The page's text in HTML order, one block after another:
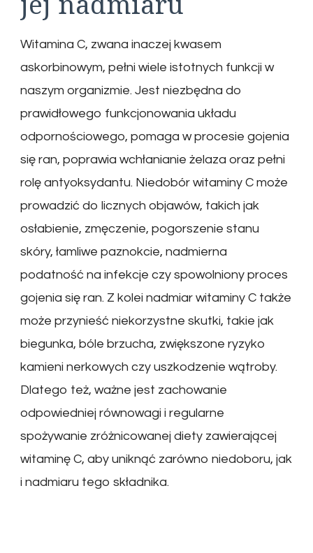
Witamina C, zwana inaczej kwasem
askorbinowym, pełni wiele istotnych funkcji w
naszym organizmie. Jest niezbędna do
prawidłowego funkcjonowania układu
odpornościowego, pomaga w procesie gojenia
się ran, poprawia wchłanianie żelaza oraz pełni
rolę antyoksydantu. Niedobór witaminy C może
prowadzić do licznych objawów, takich jak
osłabienie, zmęczenie, pogorszenie stanu
skóry, łamliwe paznokcie, nadmierna
podatność na infekcje czy spowolniony proces
gojenia się ran. Z kolei nadmiar witaminy C także
może przynieść niekorzystne skutki, takie jak
biegunka, bóle brzucha, zwiększone ryzyko
kamieni nerkowych czy uszkodzenie wątroby.
Dlatego też, ważne jest zachowanie
odpowiedniej równowagi i regularne
spożywanie zróżnicowanej diety zawierającej
witaminę C, aby uniknąć zarówno niedoboru, jak
i nadmiaru tego składnika.